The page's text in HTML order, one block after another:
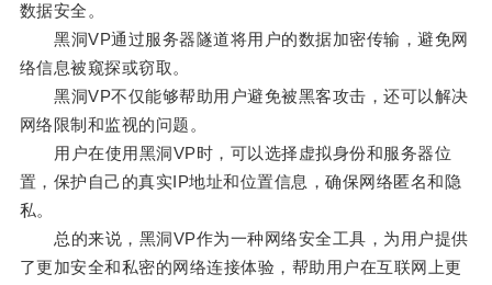
数据安全。
黑洞VP通过服务器隧道将用户的数据加密传输，避免网
络信息被窥探或窃取。
黑洞VP不仅能够帮助用户避免被黑客攻击，还可以解决
网络限制和监视的问题。
用户在使用黑洞VP时，可以选择虚拟身份和服务器位
置，保护自己的真实IP地址和位置信息，确保网络匿名和隐
私。
总的来说，黑洞VP作为一种网络安全工具，为用户提供
了更加安全和私密的网络连接体验，帮助用户在互联网上更